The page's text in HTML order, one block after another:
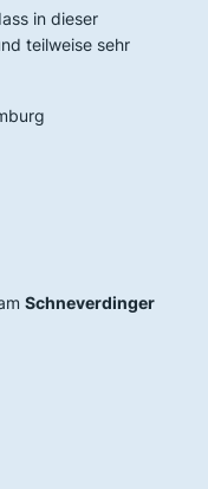
in dieser
teilweise sehr
Schneverdinger